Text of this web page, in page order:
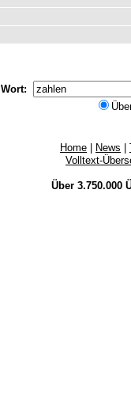
Wort:
Home News
Volltext-
Über 3.750.000